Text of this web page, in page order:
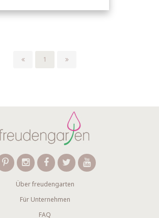
1
Über freudengarten
Für Unternehmen
FAQ